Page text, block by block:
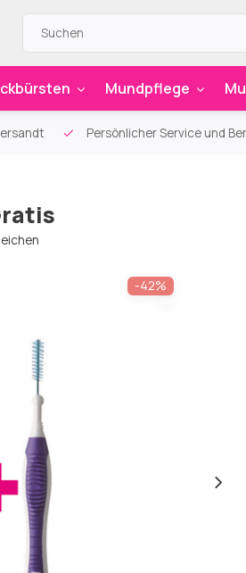
Mundpflege
Persönlicher Service und
-42%